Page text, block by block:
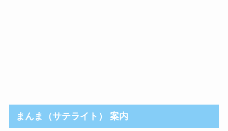
まんま（サテライト） 案内